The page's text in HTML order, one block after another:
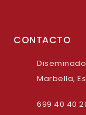
CONTACTO
Marbella,
699 40 40